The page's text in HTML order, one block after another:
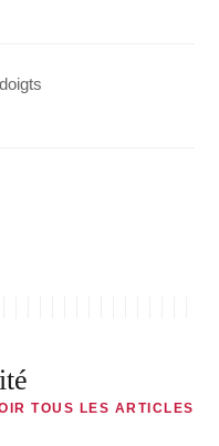
TOUS LES ARTICLES